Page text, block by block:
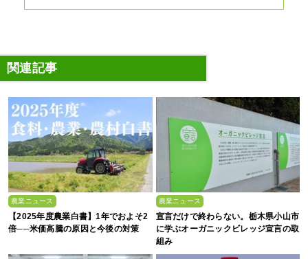
関連記事
農業ニュース
【2025年度農業白書】1年でおよそ2
倍──米価高騰の原因と今後の対策
農業ニュース
宣言だけで終わらない。栃木県小山市
に学ぶオーガニックビレッジ宣言の取
組み